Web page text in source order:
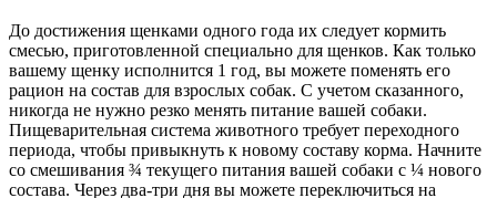
До достижения щенками одного года их следует кормить
смесью, приготовленной специально для щенков. Как только
вашему щенку исполнится 1 год, вы можете поменять его
рацион на состав для взрослых собак. С учетом сказанного,
никогда не нужно резко менять питание вашей собаки.
Пищеварительная система животного требует переходного
периода, чтобы привыкнуть к новому составу корма. Начните
со смешивания ¾ текущего питания вашей собаки с ¼ нового
состава. Через два-три дня вы можете переключиться на